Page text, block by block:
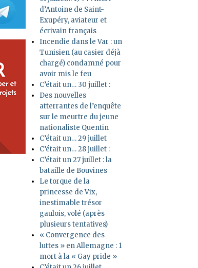
d’Antoine de Saint-
Exupéry, aviateur et
écrivain français
Incendie dans le Var : un
Tunisien (au casier déjà
chargé) condamné pour
avoir mis le feu
C’était un… 30 juillet :
Des nouvelles
atterrantes de l’enquête
sur le meurtre du jeune
nationaliste Quentin
C’était un… 29 juillet
C’était un… 28 juillet :
C’était un 27 juillet : la
bataille de Bouvines
Le torque de la
princesse de Vix,
inestimable trésor
gaulois, volé (après
plusieurs tentatives)
« Convergence des
luttes » en Allemagne : 1
mort à la « Gay pride »